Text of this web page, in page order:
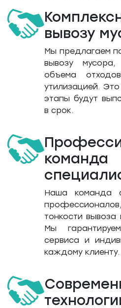
вывозу
Мы предлагаем
вывозу
объема
утилизацией.
этапы будут
в срок.
команда
Наша команда
тонкости вывоза
Мы
сервиса и
каждому клиенту.